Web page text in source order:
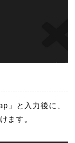
」と入力後に、
ます。